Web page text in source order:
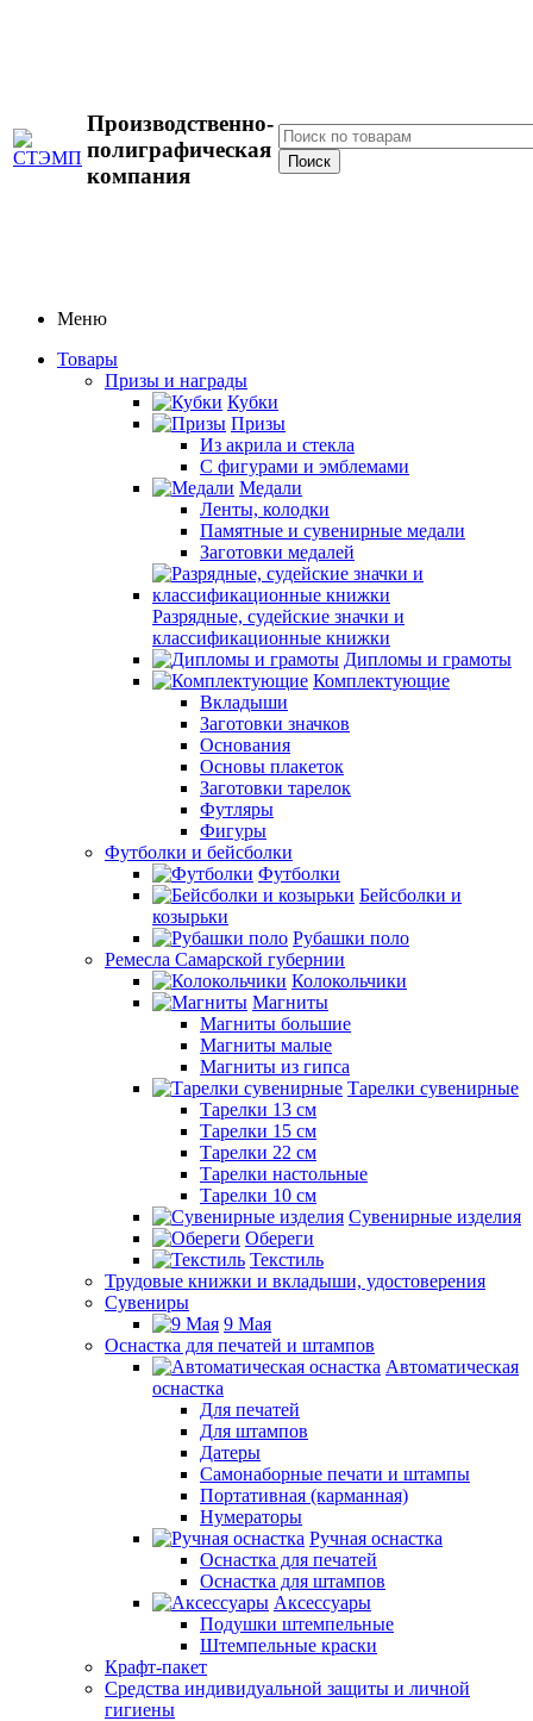
Производственно-
полиграфическая
компания
Меню
Товары
Призы и награды
Кубки
Призы
Из акрила и стекла
С фигурами и эмблемами
Медали
Ленты, колодки
Памятные и сувенирные медали
Заготовки медалей
Разрядные, судейские значки и
классификационные книжки
Дипломы и грамоты
Комплектующие
Вкладыши
Заготовки значков
Основания
Основы плакеток
Заготовки тарелок
Футляры
Фигуры
Футболки и бейсболки
Футболки
Бейсболки и
козырьки
Рубашки поло
Ремесла Самарской губернии
Колокольчики
Магниты
Магниты большие
Магниты малые
Магниты из гипса
Тарелки сувенирные
Тарелки 13 см
Тарелки 15 см
Тарелки 22 см
Тарелки настольные
Тарелки 10 см
Сувенирные изделия
Обереги
Текстиль
Трудовые книжки и вкладыши, удостоверения
Сувениры
9 Мая
Оснастка для печатей и штампов
Автоматическая
оснастка
Для печатей
Для штампов
Датеры
Самонаборные печати и штампы
Портативная (карманная)
Нумераторы
Ручная оснастка
Оснастка для печатей
Оснастка для штампов
Аксессуары
Подушки штемпельные
Штемпельные краски
Крафт-пакет
Средства индивидуальной защиты и личной
гигиены